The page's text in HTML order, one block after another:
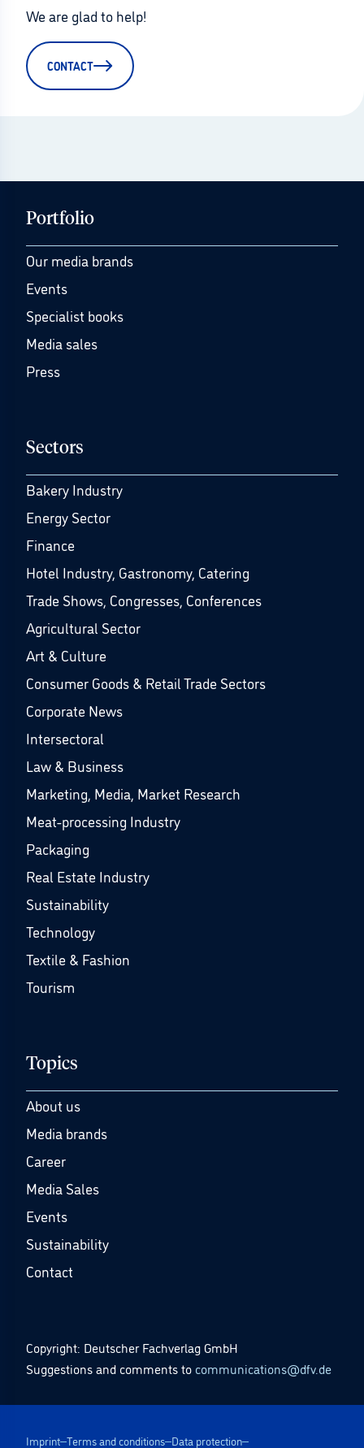
We are glad to help!
CONTACT
Portfolio
Our media brands
Events
Specialist books
Media sales
Press
Sectors
Bakery Industry
Energy Sector
Finance
Hotel Industry, Gastronomy, Catering
Trade Shows, Congresses, Conferences
Agricultural Sector
Art & Culture
Consumer Goods & Retail Trade Sectors
Corporate News
Intersectoral
Law & Business
Marketing, Media, Market Research
Meat-processing Industry
Packaging
Real Estate Industry
Sustainability
Technology
Textile & Fashion
Tourism
Topics
About us
Media brands
Career
Media Sales
Events
Sustainability
Contact
Copyright: Deutscher Fachverlag GmbH
Suggestions and comments to communications@dfv.de
Imprint Terms and conditions Data protection